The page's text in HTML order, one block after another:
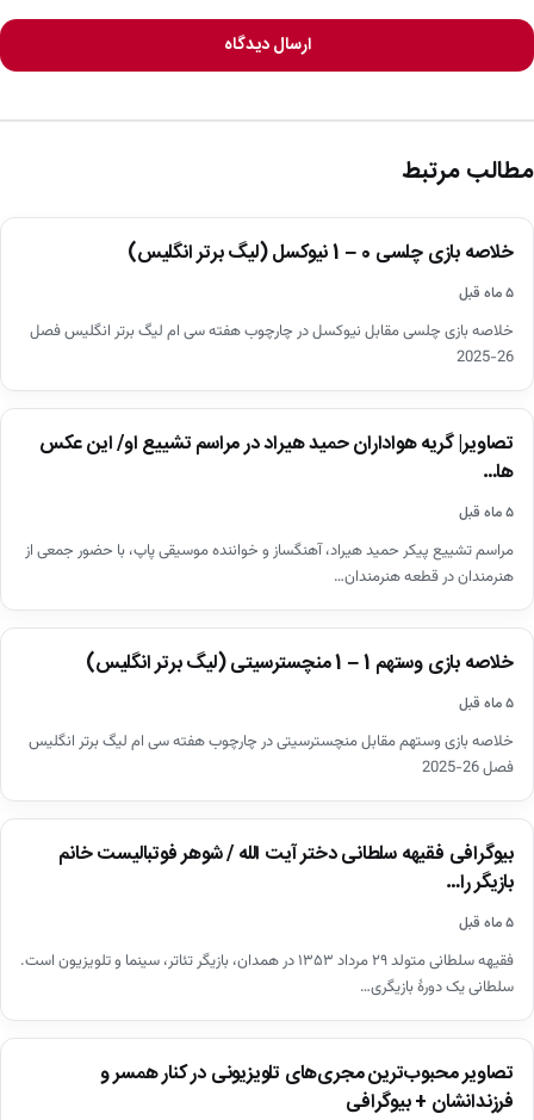
ارسال دیدگاه
مطالب مرتبط
خلاصه بازی چلسی 0 – 1 نیوکسل (لیگ برتر انگلیس)
۵ ماه قبل
خلاصه بازی چلسی مقابل نیوکسل در چارچوب هفته سی ام لیگ برتر انگلیس فصل
26-2025
تصاویر| گریه هواداران حمید هیراد در مراسم تشییع او/ این عکس
ها…
۵ ماه قبل
مراسم تشییع پیکر حمید هیراد، آهنگساز و خواننده موسیقی پاپ، با حضور جمعی از
هنرمندان در قطعه هنرمندان…
خلاصه بازی وستهم 1 – 1 منچسترسیتی (لیگ برتر انگلیس)
۵ ماه قبل
خلاصه بازی وستهم مقابل منچسترسیتی در چارچوب هفته سی ام لیگ برتر انگلیس
فصل 26-2025
بیوگرافی فقیهه سلطانی دختر آیت الله / شوهر فوتبالیست خانم
بازیگر را…
۵ ماه قبل
فقیهه سلطانی متولد ۲۹ مرداد ۱۳۵۳ در همدان، بازیگر تئاتر، سینما و تلویزیون است.
سلطانی یک دورهٔ بازیگری…
تصاویر محبوب‌ترین مجری‌های تلویزیونی در کنار همسر و
فرزندانشان + بیوگرافی